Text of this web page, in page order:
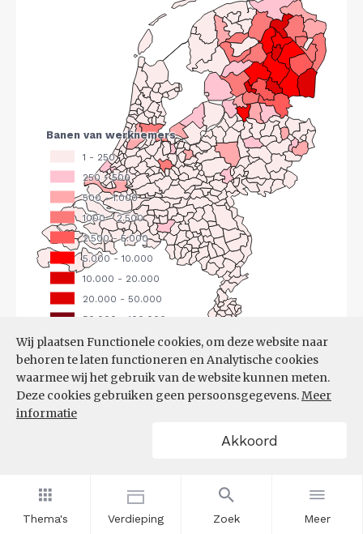
Thema's Verdieping Zoek Meer
Wij plaatsen Functionele cookies, om deze website naar
behoren te laten functioneren en Analytische cookies
waarmee wij het gebruik van de website kunnen meten.
Deze cookies gebruiken geen persoonsgegevens.Meer
informatie
Akkoord
Bron:CBS(25-06-2026)